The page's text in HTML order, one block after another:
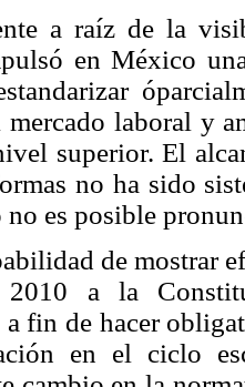
a raíz de la
en México
mercado laboral y
superior. El
no ha sido
es posible
de mostrar
a la
fin de hacer
en el ciclo